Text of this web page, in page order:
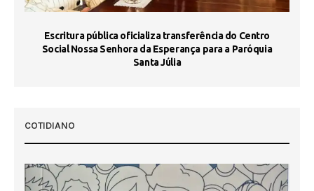
Escritura pública oficializa transferência do Centro
Social Nossa Senhora da Esperança para a Paróquia
Santa Júlia
COTIDIANO